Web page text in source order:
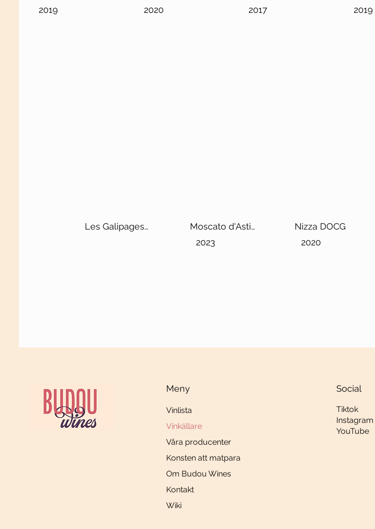
2019
Chianti Classico
2020
Chianti Classico
2017
Vintage
2019
Les Galipages
Moscato d'Asti
DOCG
2023
Nizza DOCG
2020
Vinlista
Vinkällare
Våra producenter
Konsten att matpara
Om Budou Wines
Kontakt
Wiki
Meny
Tiktok
Instagram
YouTube
Social